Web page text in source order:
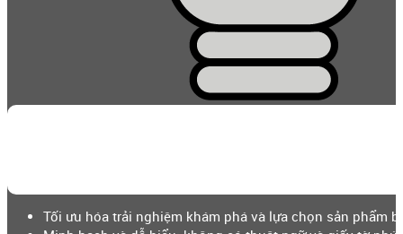
Tối ưu hóa trải nghiệm khám phá và lựa chọn sản phẩm